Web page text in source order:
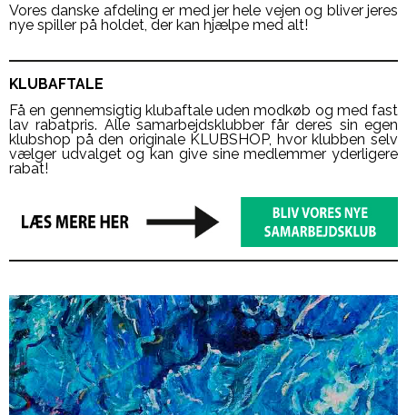
Vores danske afdeling er med jer hele vejen og bliver jeres
nye spiller på holdet, der kan hjælpe med alt!
KLUBAFTALE
Få en gennemsigtig klubaftale uden modkøb og med fast
lav rabatpris. Alle samarbejdsklubber får deres sin egen
klubshop på den originale KLUBSHOP, hvor klubben selv
vælger udvalget og kan give sine medlemmer yderligere
rabat!